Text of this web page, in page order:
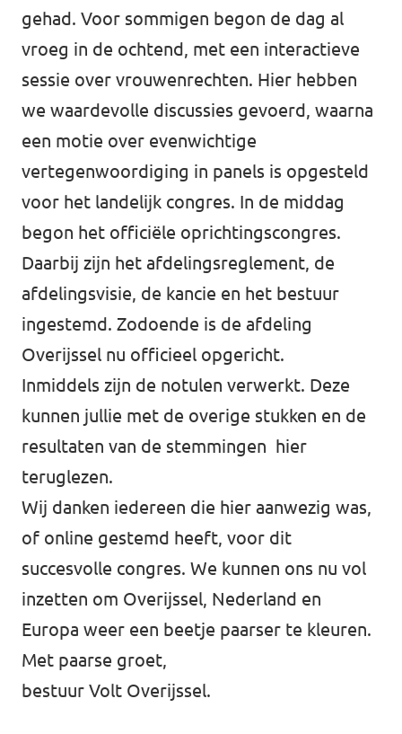
Deventer
Hengelo
Zwolle
gehad. Voor sommigen begon de dag al
vroeg in de ochtend, met een interactieve
sessie over vrouwenrechten. Hier hebben
we waardevolle discussies gevoerd, waarna
een motie over evenwichtige
vertegenwoordiging in panels is opgesteld
voor het landelijk congres. In de middag
begon het officiële oprichtingscongres.
Daarbij zijn het afdelingsreglement, de
afdelingsvisie, de kancie en het bestuur
ingestemd. Zodoende is de afdeling
Overijssel nu officieel opgericht.
Inmiddels zijn de notulen verwerkt. Deze
kunnen jullie met de overige stukken en de
resultaten van de stemmingen hier
teruglezen.
Wij danken iedereen die hier aanwezig was,
of online gestemd heeft, voor dit
succesvolle congres. We kunnen ons nu vol
inzetten om Overijssel, Nederland en
Europa weer een beetje paarser te kleuren.
Met paarse groet,
bestuur Volt Overijssel.